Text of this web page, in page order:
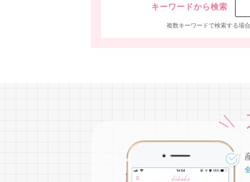
キーワードから検索
複数キーワードで検索する場